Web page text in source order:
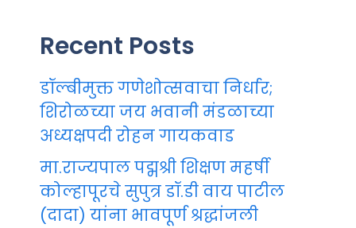
Recent Posts
डॉल्बीमुक्त गणेशोत्सवाचा निर्धार;
शिरोळच्या जय भवानी मंडळाच्या
अध्यक्षपदी रोहन गायकवाड
मा.राज्यपाल पद्मश्री शिक्षण महर्षी
कोल्हापूरचे सुपुत्र डॉ.डी वाय पाटील
(दादा) यांना भावपूर्ण श्रद्धांजली